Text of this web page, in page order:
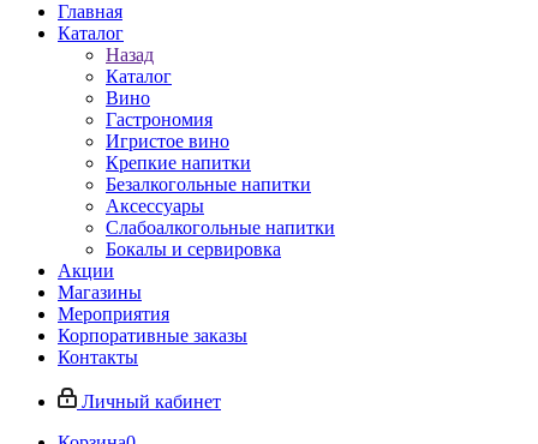
Главная
Каталог
Назад
Каталог
Вино
Гастрономия
Игристое вино
Крепкие напитки
Безалкогольные напитки
Аксессуары
Слабоалкогольные напитки
Бокалы и сервировка
Акции
Магазины
Мероприятия
Корпоративные заказы
Контакты
Личный кабинет